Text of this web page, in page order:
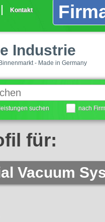
Kontakt
Industrie
- Made in Germany
suchen nach
für:
Vacuum